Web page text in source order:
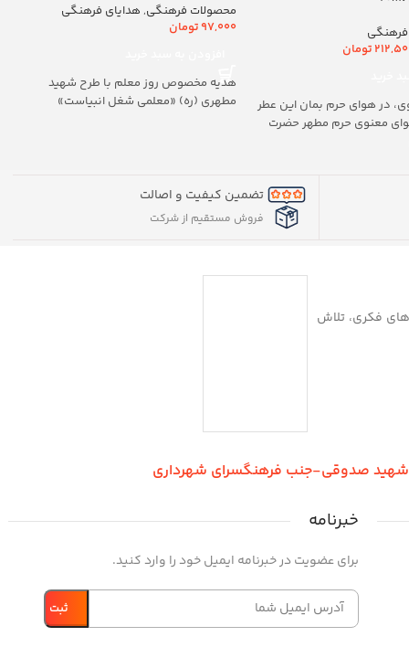
تومان
در هوای حرم بمان این عطر
معنوی حرم مطهر حضرت
محصولات فرهنگی, هدایای فرهنگی
97,000تومان
هدیه مخصوص روز معلم با طرح شهید
مطهری (ره) «معلمی شغل انبیاست»
تضمین کیفیت و اصالت
فروش مستقیم از شرکت
فکری، تلاش
شهید صدوقی-جنب فرهنگسرای شهرداری
خبرنامه
برای عضویت در خبرنامه ایمیل خود را وارد کنید.